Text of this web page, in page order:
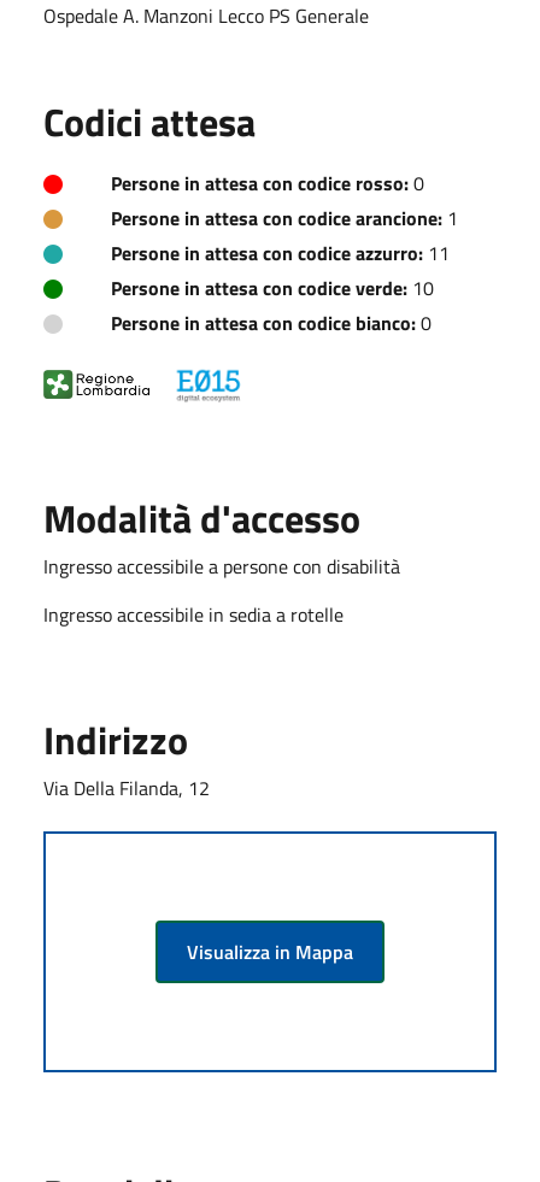
Ospedale A. Manzoni Lecco PS Generale
Codici attesa
Persone in attesa con codice rosso:0
Persone in attesa con codice arancione: 1
Persone in attesa con codice azzurro: 11
Persone in attesa con codice verde: 10
Persone in attesa con codice bianco:0
Modalità d'accesso
Ingresso accessibile a persone con disabilità
Ingresso accessibile in sedia a rotelle
Indirizzo
Via Della Filanda, 12
Visualizza in Mappa